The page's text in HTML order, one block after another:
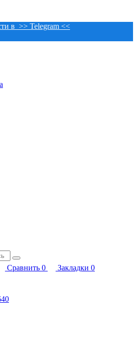
в >> Telegram <<
Сравнить 0 Закладки 0